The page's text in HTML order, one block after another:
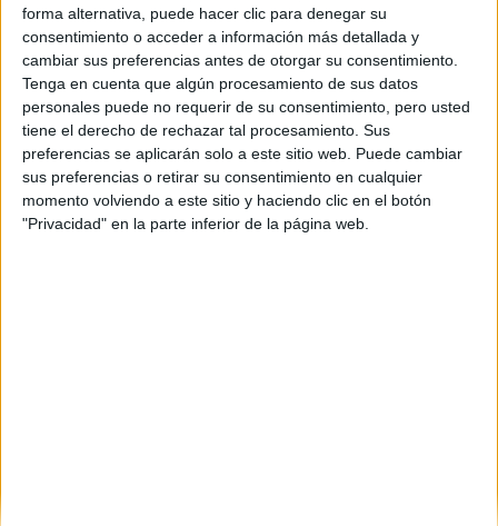
forma alternativa, puede hacer clic para denegar su
consentimiento o acceder a información más detallada y
cambiar sus preferencias antes de otorgar su consentimiento.
Tenga en cuenta que algún procesamiento de sus datos
personales puede no requerir de su consentimiento, pero usted
tiene el derecho de rechazar tal procesamiento. Sus
preferencias se aplicarán solo a este sitio web. Puede cambiar
sus preferencias o retirar su consentimiento en cualquier
momento volviendo a este sitio y haciendo clic en el botón
"Privacidad" en la parte inferior de la página web.
¿Algún consejo, opinión o algo?
Inicio
Etiquetas: Vuestras sugerencias